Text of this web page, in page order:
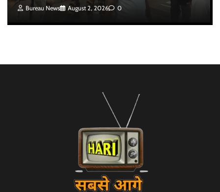
Bureau News August 2, 2026 0